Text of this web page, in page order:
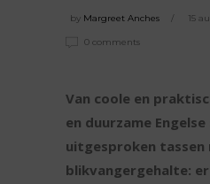
by Margreet Anches 15
0 comments
Van coole en
en duurzame
uitgesproken tassen
blikvangergehalte: